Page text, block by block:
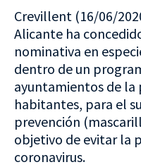
Crevillent (16/06/
Alicante ha
nominativa en
dentro de un
ayuntamientos de la
habitantes, para el
prevención
objetivo de evitar la
coronavirus.